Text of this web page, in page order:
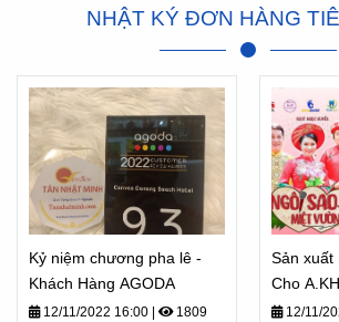
NHẬT KÝ ĐƠN HÀNG
Kỷ niệm chương pha lê -
Khách Hàng AGODA
12/11/2022 16:00
1809
Sản xuất
Cho
Chương
12/11/